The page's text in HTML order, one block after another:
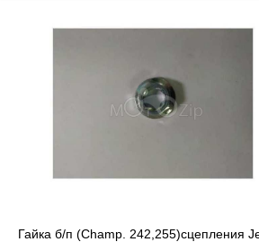
Гайка б/п (Champ. 242,255)сцепления